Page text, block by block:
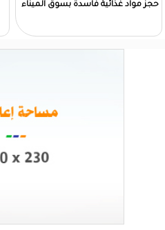
حجز مواد غذائية فاسدة بسوق الميناء